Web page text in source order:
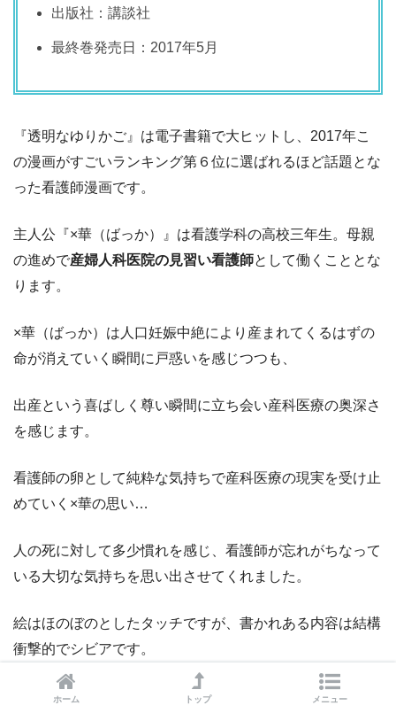
出版社：講談社
最終巻発売日：2017年5月
『透明なゆりかご』は電子書籍で大ヒットし、2017年こ
の漫画がすごいランキング第６位に選ばれるほど話題とな
った看護師漫画です。
主人公『×華（ばっか）』は看護学科の高校三年生。母親
の進めで産婦人科医院の見習い看護師として働くこととな
ります。
×華（ばっか）は人口妊娠中絶により産まれてくるはずの
命が消えていく瞬間に戸惑いを感じつつも、
出産という喜ばしく尊い瞬間に立ち会い産科医療の奥深さ
を感じます。
看護師の卵として純粋な気持ちで産科医療の現実を受け止
めていく×華の思い…
人の死に対して多少慣れを感じ、看護師が忘れがちなって
いる大切な気持ちを思い出させてくれました。
絵はほのぼのとしたタッチですが、書かれある内容は結構
衝撃的でシビアです。
看護師だけでなく全女性が見て勉強にな
ホーム トップ メニュー